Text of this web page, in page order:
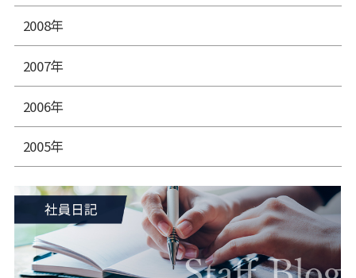
2008年
2007年
2006年
2005年